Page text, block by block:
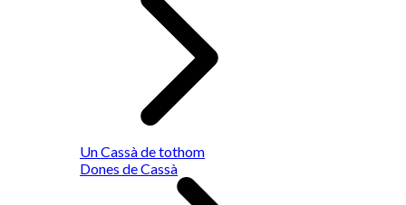
Un Cassà de tothom
Dones de Cassà